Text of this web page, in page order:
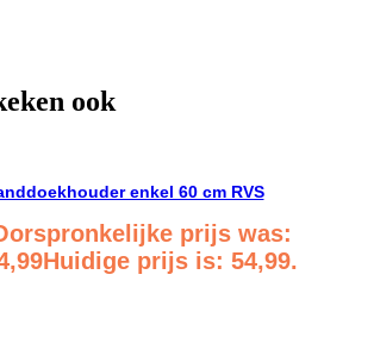
ook
enkel 60 cm RVS
prijs was:
Huidige prijs is: 54,99.